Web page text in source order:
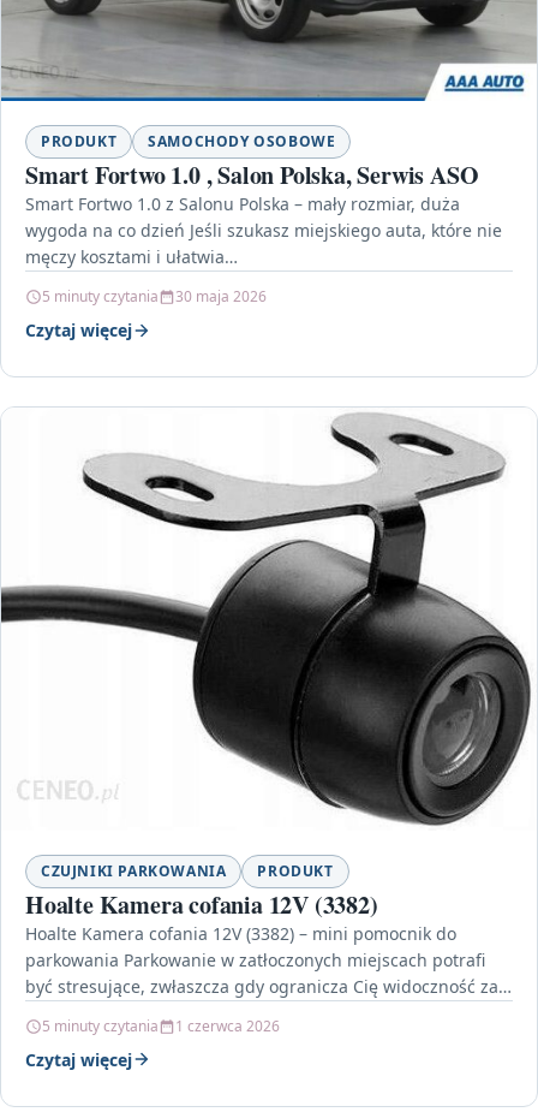
PRODUKT SAMOCHODY OSOBOWE
Smart Fortwo 1.0 , Salon Polska, Serwis ASO
Smart Fortwo 1.0 z Salonu Polska – mały rozmiar, duża
wygoda na co dzień Jeśli szukasz miejskiego auta, które nie
męczy kosztami i ułatwia…
5 minuty czytania 30 maja 2026
Czytaj więcej
CZUJNIKI PARKOWANIA PRODUKT
Hoalte Kamera cofania 12V (3382)
Hoalte Kamera cofania 12V (3382) – mini pomocnik do
parkowania Parkowanie w zatłoczonych miejscach potrafi
być stresujące, zwłaszcza gdy ogranicza Cię widoczność za
5 minuty czytania 1 czerwca 2026
Czytaj więcej